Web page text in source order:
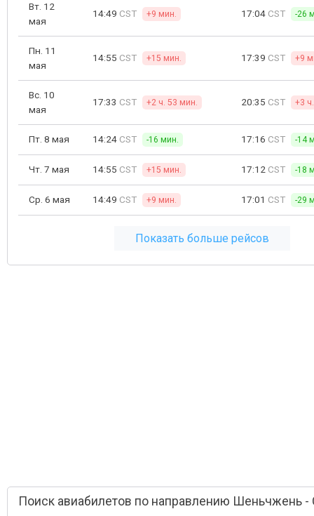
Вт. 12
мая
14:49 CST +9 мин. 17:04 CST -26
Пн. 11
мая
14:55 CST +15 мин. 17:39 CST +9
Вс. 10
мая
17:33 CST +2 ч. 53 мин. 20:35 CST +3
Пт. 8 мая 14:24 CST -16 мин. 17:16 CST -14
Чт. 7 мая 14:55 CST +15 мин. 17:12 CST -18
Ср. 6 мая 14:49 CST +9 мин. 17:01 CST -29
Показать больше рейсов
Поиск авиабилетов по направлению Шеньчжень -